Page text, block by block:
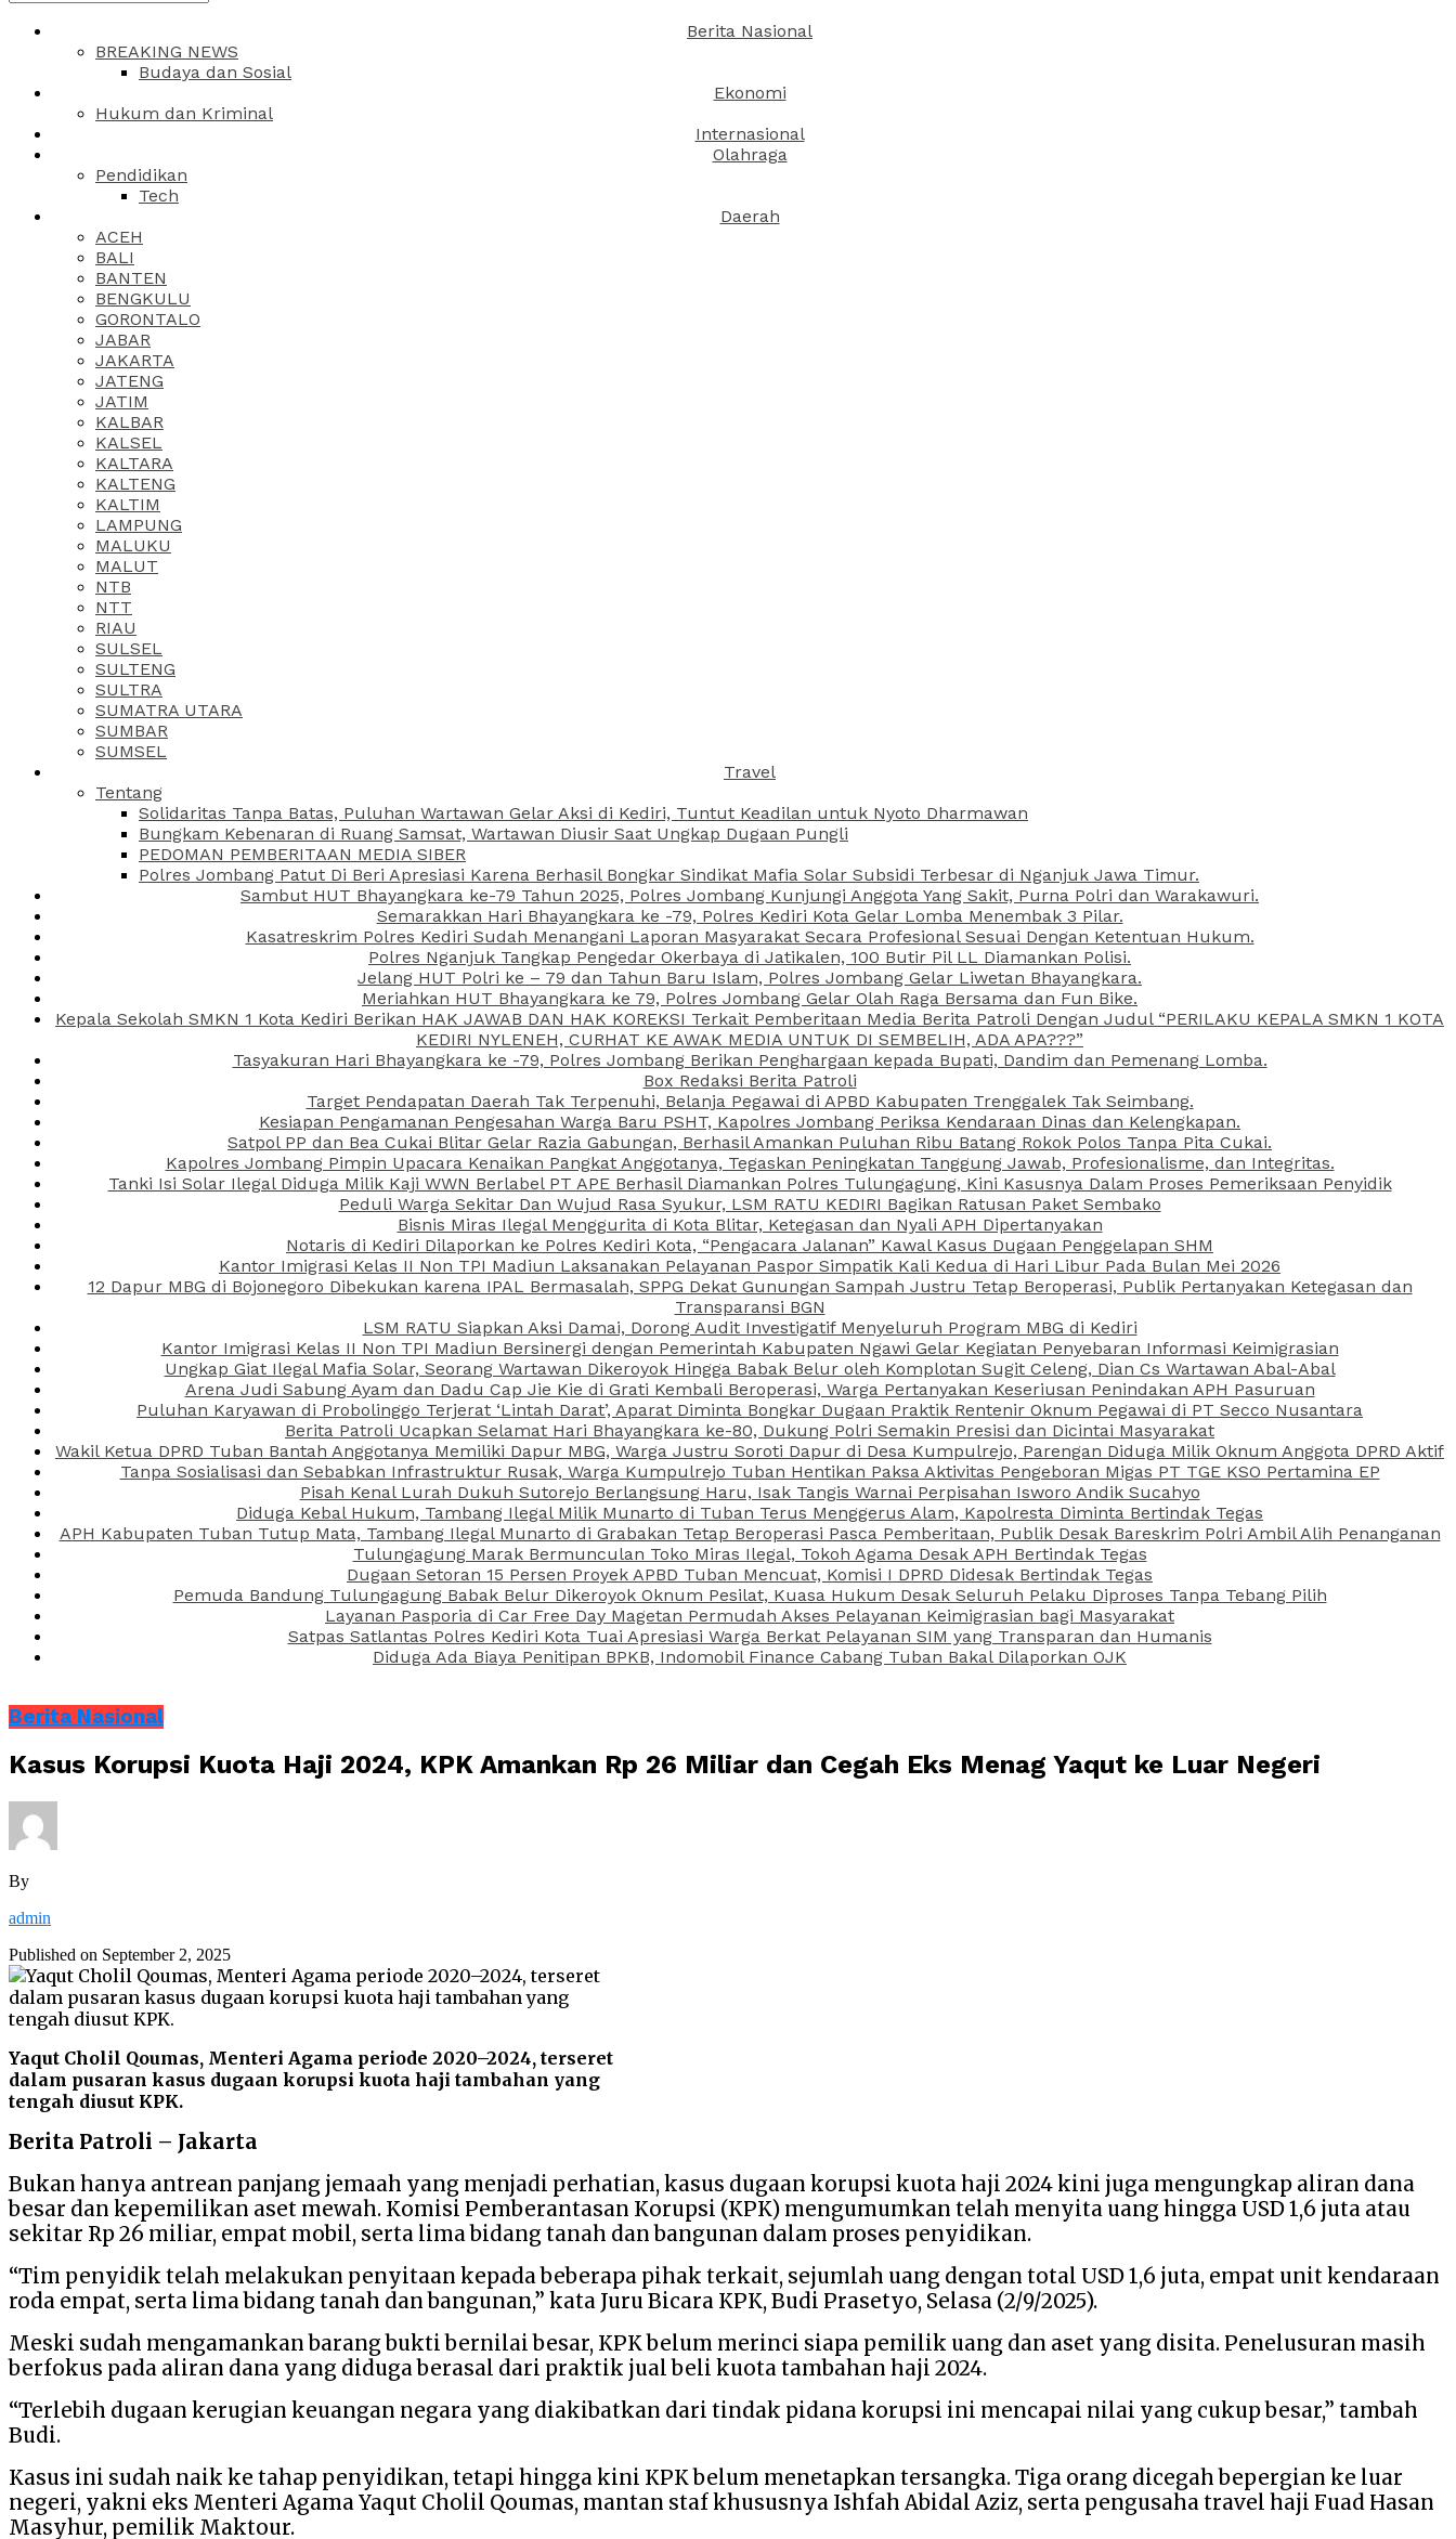
Berita Nasional
BREAKING NEWS
Budaya dan Sosial
Ekonomi
Hukum dan Kriminal
Internasional
Olahraga
Pendidikan
Tech
Daerah
ACEH
BALI
BANTEN
BENGKULU
GORONTALO
JABAR
JAKARTA
JATENG
JATIM
KALBAR
KALSEL
KALTARA
KALTENG
KALTIM
LAMPUNG
MALUKU
MALUT
NTB
NTT
RIAU
SULSEL
SULTENG
SULTRA
SUMATRA UTARA
SUMBAR
SUMSEL
Travel
Tentang
Solidaritas Tanpa Batas, Puluhan Wartawan Gelar Aksi di Kediri, Tuntut Keadilan untuk Nyoto Dharmawan
Bungkam Kebenaran di Ruang Samsat, Wartawan Diusir Saat Ungkap Dugaan Pungli
PEDOMAN PEMBERITAAN MEDIA SIBER
Polres Jombang Patut Di Beri Apresiasi Karena Berhasil Bongkar Sindikat Mafia Solar Subsidi Terbesar di Nganjuk Jawa Timur.
Sambut HUT Bhayangkara ke-79 Tahun 2025, Polres Jombang Kunjungi Anggota Yang Sakit, Purna Polri dan Warakawuri.
Semarakkan Hari Bhayangkara ke -79, Polres Kediri Kota Gelar Lomba Menembak 3 Pilar.
Kasatreskrim Polres Kediri Sudah Menangani Laporan Masyarakat Secara Profesional Sesuai Dengan Ketentuan Hukum.
Polres Nganjuk Tangkap Pengedar Okerbaya di Jatikalen, 100 Butir Pil LL Diamankan Polisi.
Jelang HUT Polri ke – 79 dan Tahun Baru Islam, Polres Jombang Gelar Liwetan Bhayangkara.
Meriahkan HUT Bhayangkara ke 79, Polres Jombang Gelar Olah Raga Bersama dan Fun Bike.
Kepala Sekolah SMKN 1 Kota Kediri Berikan HAK JAWAB DAN HAK KOREKSI Terkait Pemberitaan Media Berita Patroli Dengan Judul “PERILAKU KEPALA SMKN 1 KOTA
KEDIRI NYLENEH, CURHAT KE AWAK MEDIA UNTUK DI SEMBELIH, ADA APA???”
Tasyakuran Hari Bhayangkara ke -79, Polres Jombang Berikan Penghargaan kepada Bupati, Dandim dan Pemenang Lomba.
Box Redaksi Berita Patroli
Target Pendapatan Daerah Tak Terpenuhi, Belanja Pegawai di APBD Kabupaten Trenggalek Tak Seimbang.
Kesiapan Pengamanan Pengesahan Warga Baru PSHT, Kapolres Jombang Periksa Kendaraan Dinas dan Kelengkapan.
Satpol PP dan Bea Cukai Blitar Gelar Razia Gabungan, Berhasil Amankan Puluhan Ribu Batang Rokok Polos Tanpa Pita Cukai.
Kapolres Jombang Pimpin Upacara Kenaikan Pangkat Anggotanya, Tegaskan Peningkatan Tanggung Jawab, Profesionalisme, dan Integritas.
Tanki Isi Solar Ilegal Diduga Milik Kaji WWN Berlabel PT APE Berhasil Diamankan Polres Tulungagung, Kini Kasusnya Dalam Proses Pemeriksaan Penyidik
Peduli Warga Sekitar Dan Wujud Rasa Syukur, LSM RATU KEDIRI Bagikan Ratusan Paket Sembako
Bisnis Miras Ilegal Menggurita di Kota Blitar, Ketegasan dan Nyali APH Dipertanyakan
Notaris di Kediri Dilaporkan ke Polres Kediri Kota, “Pengacara Jalanan” Kawal Kasus Dugaan Penggelapan SHM
Kantor Imigrasi Kelas II Non TPI Madiun Laksanakan Pelayanan Paspor Simpatik Kali Kedua di Hari Libur Pada Bulan Mei 2026
12 Dapur MBG di Bojonegoro Dibekukan karena IPAL Bermasalah, SPPG Dekat Gunungan Sampah Justru Tetap Beroperasi, Publik Pertanyakan Ketegasan dan
Transparansi BGN
LSM RATU Siapkan Aksi Damai, Dorong Audit Investigatif Menyeluruh Program MBG di Kediri
Kantor Imigrasi Kelas II Non TPI Madiun Bersinergi dengan Pemerintah Kabupaten Ngawi Gelar Kegiatan Penyebaran Informasi Keimigrasian
Ungkap Giat Ilegal Mafia Solar, Seorang Wartawan Dikeroyok Hingga Babak Belur oleh Komplotan Sugit Celeng, Dian Cs Wartawan Abal-Abal
Arena Judi Sabung Ayam dan Dadu Cap Jie Kie di Grati Kembali Beroperasi, Warga Pertanyakan Keseriusan Penindakan APH Pasuruan
Puluhan Karyawan di Probolinggo Terjerat ‘Lintah Darat’, Aparat Diminta Bongkar Dugaan Praktik Rentenir Oknum Pegawai di PT Secco Nusantara
Berita Patroli Ucapkan Selamat Hari Bhayangkara ke-80, Dukung Polri Semakin Presisi dan Dicintai Masyarakat
Wakil Ketua DPRD Tuban Bantah Anggotanya Memiliki Dapur MBG, Warga Justru Soroti Dapur di Desa Kumpulrejo, Parengan Diduga Milik Oknum Anggota DPRD Aktif
Tanpa Sosialisasi dan Sebabkan Infrastruktur Rusak, Warga Kumpulrejo Tuban Hentikan Paksa Aktivitas Pengeboran Migas PT TGE KSO Pertamina EP
Pisah Kenal Lurah Dukuh Sutorejo Berlangsung Haru, Isak Tangis Warnai Perpisahan Isworo Andik Sucahyo
Diduga Kebal Hukum, Tambang Ilegal Milik Munarto di Tuban Terus Menggerus Alam, Kapolresta Diminta Bertindak Tegas
APH Kabupaten Tuban Tutup Mata, Tambang Ilegal Munarto di Grabakan Tetap Beroperasi Pasca Pemberitaan, Publik Desak Bareskrim Polri Ambil Alih Penanganan
Tulungagung Marak Bermunculan Toko Miras Ilegal, Tokoh Agama Desak APH Bertindak Tegas
Dugaan Setoran 15 Persen Proyek APBD Tuban Mencuat, Komisi I DPRD Didesak Bertindak Tegas
Pemuda Bandung Tulungagung Babak Belur Dikeroyok Oknum Pesilat, Kuasa Hukum Desak Seluruh Pelaku Diproses Tanpa Tebang Pilih
Layanan Pasporia di Car Free Day Magetan Permudah Akses Pelayanan Keimigrasian bagi Masyarakat
Satpas Satlantas Polres Kediri Kota Tuai Apresiasi Warga Berkat Pelayanan SIM yang Transparan dan Humanis
Diduga Ada Biaya Penitipan BPKB, Indomobil Finance Cabang Tuban Bakal Dilaporkan OJK
Berita Nasional
Kasus Korupsi Kuota Haji 2024, KPK Amankan Rp 26 Miliar dan Cegah Eks Menag Yaqut ke Luar Negeri
By
admin
Published on September 2, 2025
Yaqut Cholil Qoumas, Menteri Agama periode 2020–2024, terseret
dalam pusaran kasus dugaan korupsi kuota haji tambahan yang
tengah diusut KPK.
Berita Patroli – Jakarta
Bukan hanya antrean panjang jemaah yang menjadi perhatian, kasus dugaan korupsi kuota haji 2024 kini juga mengungkap aliran dana
besar dan kepemilikan aset mewah. Komisi Pemberantasan Korupsi (KPK) mengumumkan telah menyita uang hingga USD 1,6 juta atau
sekitar Rp 26 miliar, empat mobil, serta lima bidang tanah dan bangunan dalam proses penyidikan.
“Tim penyidik telah melakukan penyitaan kepada beberapa pihak terkait, sejumlah uang dengan total USD 1,6 juta, empat unit kendaraan
roda empat, serta lima bidang tanah dan bangunan,” kata Juru Bicara KPK, Budi Prasetyo, Selasa (2/9/2025).
Meski sudah mengamankan barang bukti bernilai besar, KPK belum merinci siapa pemilik uang dan aset yang disita. Penelusuran masih
berfokus pada aliran dana yang diduga berasal dari praktik jual beli kuota tambahan haji 2024.
“Terlebih dugaan kerugian keuangan negara yang diakibatkan dari tindak pidana korupsi ini mencapai nilai yang cukup besar,” tambah
Budi.
Kasus ini sudah naik ke tahap penyidikan, tetapi hingga kini KPK belum menetapkan tersangka. Tiga orang dicegah bepergian ke luar
negeri, yakni eks Menteri Agama Yaqut Cholil Qoumas, mantan staf khususnya Ishfah Abidal Aziz, serta pengusaha travel haji Fuad Hasan
Masyhur, pemilik Maktour.